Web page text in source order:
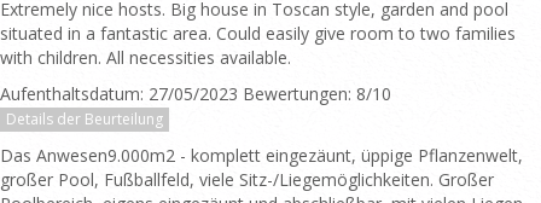
Extremely nice hosts. Big house in Toscan style, garden and pool
situated in a fantastic area. Could easily give room to two families
with children. All necessities available.
Aufenthaltsdatum: 27/05/2023 Bewertungen: 8/10
Details der Beurteilung
Das Anwesen9.000m2 - komplett eingezäunt, üppige Pflanzenwelt,
großer Pool, Fußballfeld, viele Sitz-/Liegemöglichkeiten. Großer